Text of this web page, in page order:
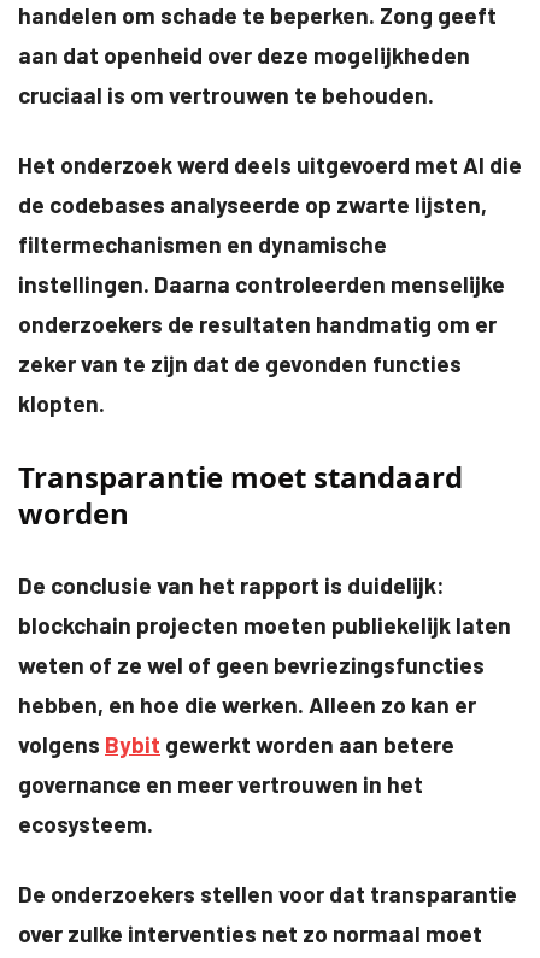
handelen om schade te beperken. Zong geeft
aan dat openheid over deze mogelijkheden
cruciaal is om vertrouwen te behouden.
Het onderzoek werd deels uitgevoerd met AI die
de codebases analyseerde op zwarte lijsten,
filtermechanismen en dynamische
instellingen. Daarna controleerden menselijke
onderzoekers de resultaten handmatig om er
zeker van te zijn dat de gevonden functies
klopten.
Transparantie moet standaard
worden
De conclusie van het rapport is duidelijk:
blockchain projecten moeten publiekelijk laten
weten of ze wel of geen bevriezingsfuncties
hebben, en hoe die werken. Alleen zo kan er
volgens Bybit gewerkt worden aan betere
governance en meer vertrouwen in het
ecosysteem.
De onderzoekers stellen voor dat transparantie
over zulke interventies net zo normaal moet